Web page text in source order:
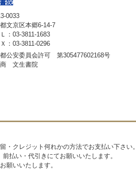
院
0033
文京区本郷6-14-7
：03-3811-1683
：03-3811-0296
公安委員会許可 第305477602168号
文生書院
・クレジット何れかの方法でお支払い下さい。
払い・代引きにてお願いいたします。
願いいたします。